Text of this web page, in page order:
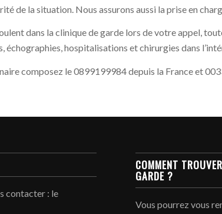
de la situation. Nous assurons aussi la prise en
dans la clinique de garde lors de votre appel,
échographies, hospitalisations et chirurgies dans
composez le 0899199984 depuis la France et
contacter : le
COMMENT
GARDE ?
Vous pourrez vous